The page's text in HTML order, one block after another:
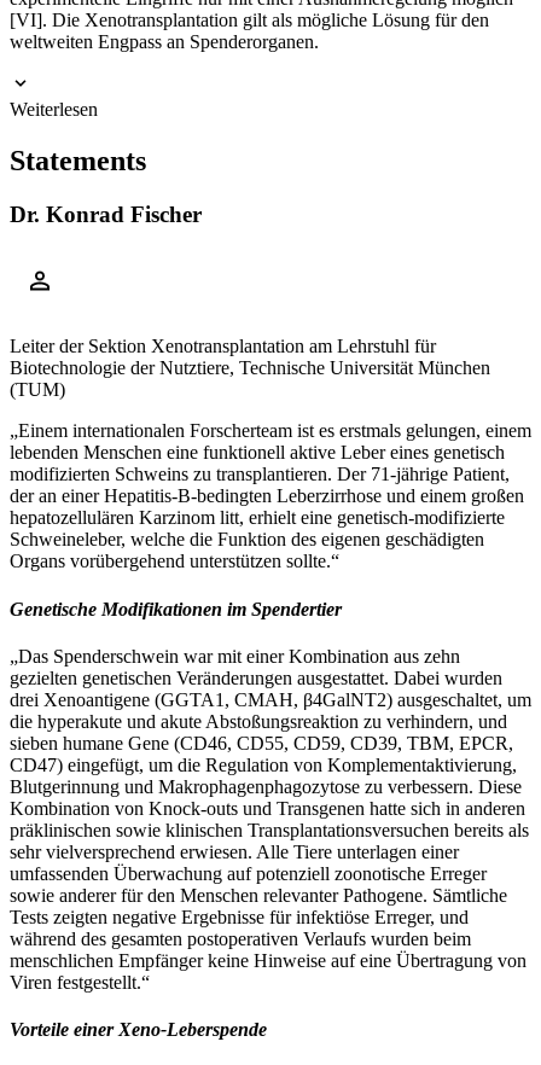
[VI]. Die Xenotransplantation gilt als mögliche Lösung für den
weltweiten Engpass an Spenderorganen.
Weiterlesen
Statements
Dr. Konrad Fischer
Leiter der Sektion Xenotransplantation am Lehrstuhl für
Biotechnologie der Nutztiere, Technische Universität München
(TUM)
„Einem internationalen Forscherteam ist es erstmals gelungen, einem
lebenden Menschen eine funktionell aktive Leber eines genetisch
modifizierten Schweins zu transplantieren. Der 71-jährige Patient,
der an einer Hepatitis-B-bedingten Leberzirrhose und einem großen
hepatozellulären Karzinom litt, erhielt eine genetisch-modifizierte
Schweineleber, welche die Funktion des eigenen geschädigten
Organs vorübergehend unterstützen sollte.“
Genetische Modifikationen im Spendertier
„Das Spenderschwein war mit einer Kombination aus zehn
gezielten genetischen Veränderungen ausgestattet. Dabei wurden
drei Xenoantigene (GGTA1, CMAH, β4GalNT2) ausgeschaltet, um
die hyperakute und akute Abstoßungsreaktion zu verhindern, und
sieben humane Gene (CD46, CD55, CD59, CD39, TBM, EPCR,
CD47) eingefügt, um die Regulation von Komplementaktivierung,
Blutgerinnung und Makrophagenphagozytose zu verbessern. Diese
Kombination von Knock-outs und Transgenen hatte sich in anderen
präklinischen sowie klinischen Transplantationsversuchen bereits als
sehr vielversprechend erwiesen. Alle Tiere unterlagen einer
umfassenden Überwachung auf potenziell zoonotische Erreger
sowie anderer für den Menschen relevanter Pathogene. Sämtliche
Tests zeigten negative Ergebnisse für infektiöse Erreger, und
während des gesamten postoperativen Verlaufs wurden beim
menschlichen Empfänger keine Hinweise auf eine Übertragung von
Viren festgestellt.“
Vorteile einer Xeno-Leberspende